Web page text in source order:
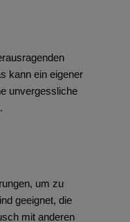
kann ein eigener
unvergessliche
um zu
geeignet, die
mit anderen